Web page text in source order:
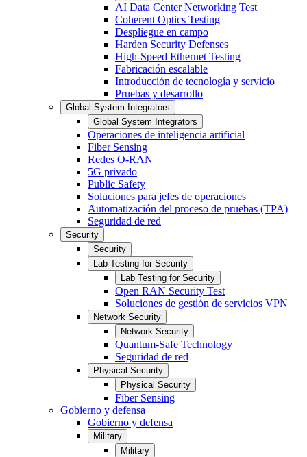
AI Data Center Networking Test
Coherent Optics Testing
Despliegue en campo
Harden Security Defenses
High-Speed Ethernet Testing
Fabricación escalable
Introducción de tecnología y servicio
Pruebas y desarrollo
Global System Integrators
Global System Integrators
Operaciones de inteligencia artificial
Fiber Sensing
Redes O-RAN
5G privado
Public Safety
Soluciones para jefes de operaciones
Automatización del proceso de pruebas (TPA)
Seguridad de red
Security
Security
Lab Testing for Security
Lab Testing for Security
Open RAN Security Test
Soluciones de gestión de servicios VPN
Network Security
Network Security
Quantum-Safe Technology
Seguridad de red
Physical Security
Physical Security
Fiber Sensing
Gobierno y defensa
Gobierno y defensa
Military
Military